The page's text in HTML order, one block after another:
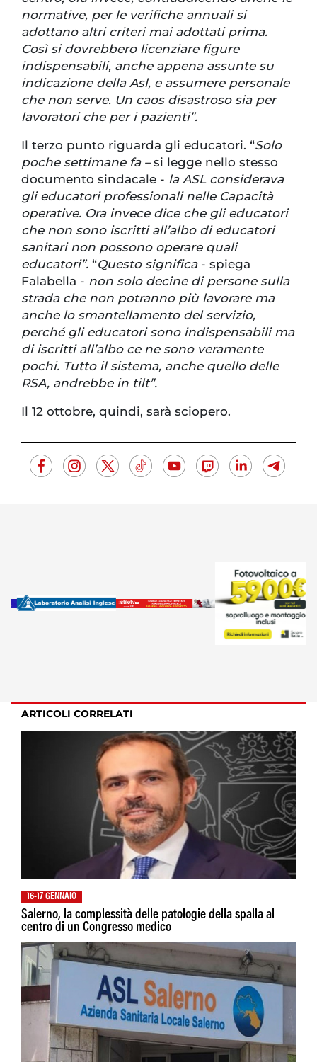
normative, per le verifiche annuali si
adottano altri criteri mai adottati prima.
Così si dovrebbero licenziare figure
indispensabili, anche appena assunte su
indicazione della Asl, e assumere personale
che non serve. Un caos disastroso sia per
lavoratori che per i pazienti”.
Il terzo punto riguarda gli educatori. “Solo
poche settimane fa –si legge nello stesso
documento sindacale - la ASL considerava
gli educatori professionali nelle Capacità
operative. Ora invece dice che gli educatori
che non sono iscritti all’albo di educatori
sanitari non possono operare quali
educatori”. “Questo significa - spiega
Falabella - non solo decine di persone sulla
strada che non potranno più lavorare ma
anche lo smantellamento del servizio,
perché gli educatori sono indispensabili ma
di iscritti all’albo ce ne sono veramente
pochi. Tutto il sistema, anche quello delle
RSA, andrebbe in tilt”.
Il 12 ottobre, quindi, sarà sciopero.
ARTICOLI CORRELATI
16-17 GENNAIO
Salerno, la complessità delle patologie della spalla al
centro di un Congresso medico